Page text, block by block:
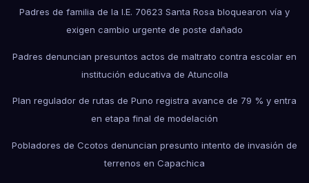
Padres de familia de la I.E. 70623 Santa Rosa bloquearon vía y
exigen cambio urgente de poste dañado
Padres denuncian presuntos actos de maltrato contra escolar en
institución educativa de Atuncolla
Plan regulador de rutas de Puno registra avance de 79 % y entra
en etapa final de modelación
Pobladores de Ccotos denuncian presunto intento de invasión de
terrenos en Capachica